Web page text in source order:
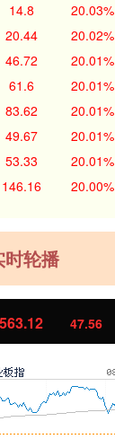
14.8 20.03%
20.44 20.02%
46.72 20.01%
61.6 20.01%
83.62 20.01%
49.67 20.01%
53.33 20.01%
146.16 20.00%
轮播
47.56